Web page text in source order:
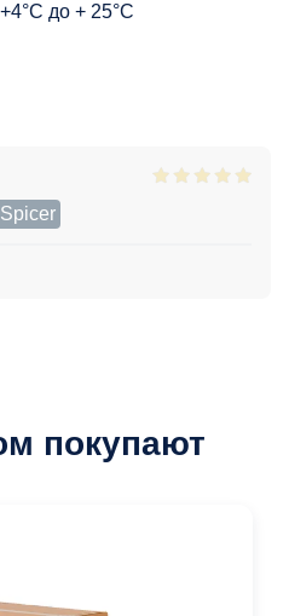
до + 25°С
Spicer
покупают